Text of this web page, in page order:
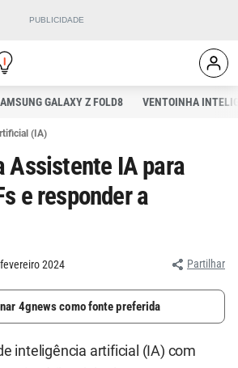
GALAXY Z FOLD8 VENTOINHA
(IA)
Assistente IA para
e responder a
2024 Partilhar
4gnews como fonte preferida
inteligência artificial (IA) com